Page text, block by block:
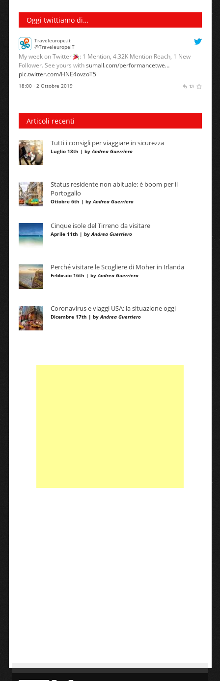
Oggi twittiamo di…
Traveleurope.it
@TraveleuropeIT
My week on Twitter
: 1 Mention, 4.32K Mention Reach, 1 New
Follower. See yours withsumall.com/performancetwe…
pic.twitter.com/HNE4ovzoT5
18:00 · 2 Ottobre 2019
Articoli recenti
Tutti i consigli per viaggiare in sicurezza
Luglio 18th | byAndrea Guerriero
Status residente non abituale: è boom per il
Portogallo
Ottobre 6th | byAndrea Guerriero
Cinque isole del Tirreno da visitare
Aprile 11th | byAndrea Guerriero
Perché visitare le Scogliere di Moher in Irlanda
Febbraio 16th | byAndrea Guerriero
Coronavirus e viaggi USA: la situazione oggi
Dicembre 17th | byAndrea Guerriero